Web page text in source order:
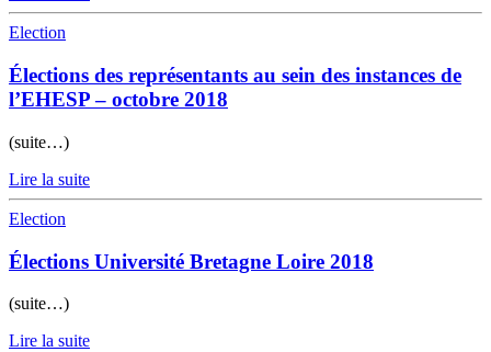
Election
Élections des représentants au sein des instances de
l’EHESP – octobre 2018
(suite…)
Lire la suite
Election
Élections Université Bretagne Loire 2018
(suite…)
Lire la suite